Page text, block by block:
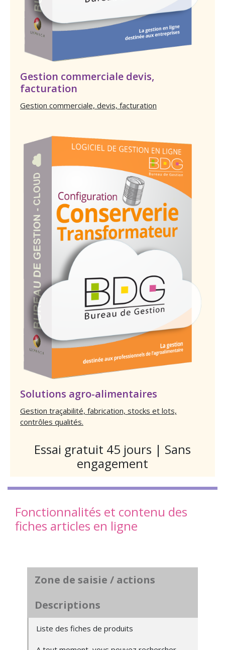
Gestion commerciale devis,
facturation
Gestion commerciale, devis, facturation
Solutions agro-alimentaires
Gestion traçabilité, fabrication, stocks et lots,
contrôles qualités.
Essai gratuit 45 jours | Sans
engagement
Fonctionnalités et contenu des
fiches articles en ligne
Zone de saisie / actions
Descriptions
Liste des fiches de produits